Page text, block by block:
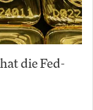
die Fed-